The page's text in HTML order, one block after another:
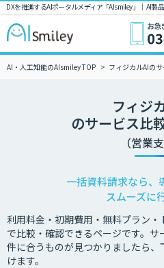
DXを推進するAIポータルメディア「AIsmiley」｜ AI製
AI・人工知能のAIsmiley TOP フィジカルAIの
フィジ
のサービス比
（営業
一括資料請求なら、
スムーズに
利用料金・初期費用・無料プラン
で比較・確認できるページです。
件に合うものが見つかりましたら
けます。